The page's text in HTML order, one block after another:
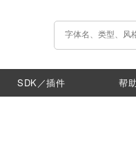
SDK／插件 帮